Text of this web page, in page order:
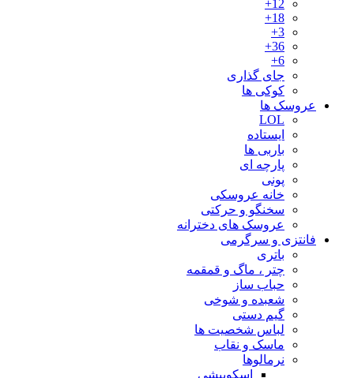
12+
18+
3+
36+
6+
جای گذاری
کوکی ها
عروسک ها
LOL
ایستاده
باربی ها
پارچه ای
پونی
خانه عروسکی
سخنگو و حرکتی
عروسک های دخترانه
فانتزی و سرگرمی
باتری
چتر ، ماگ و قمقمه
حباب ساز
شعبده و شوخی
گیم دستی
لباس شخصیت ها
ماسک و نقاب
نرمالوها
اسکوییشی